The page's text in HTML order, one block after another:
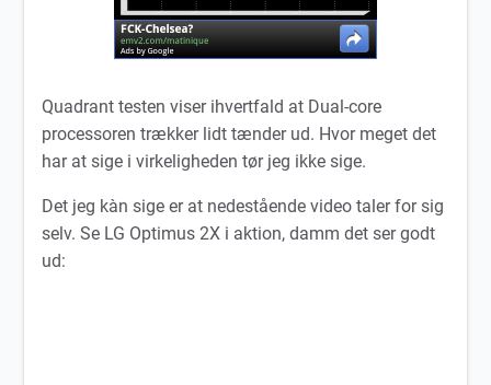
Quadrant testen viser ihvertfald at Dual-core
processoren trækker lidt tænder ud. Hvor meget det
har at sige i virkeligheden tør jeg ikke sige.
Det jeg kàn sige er at nedestående video taler for sig
selv. Se LG Optimus 2X i aktion, damm det ser godt
ud: